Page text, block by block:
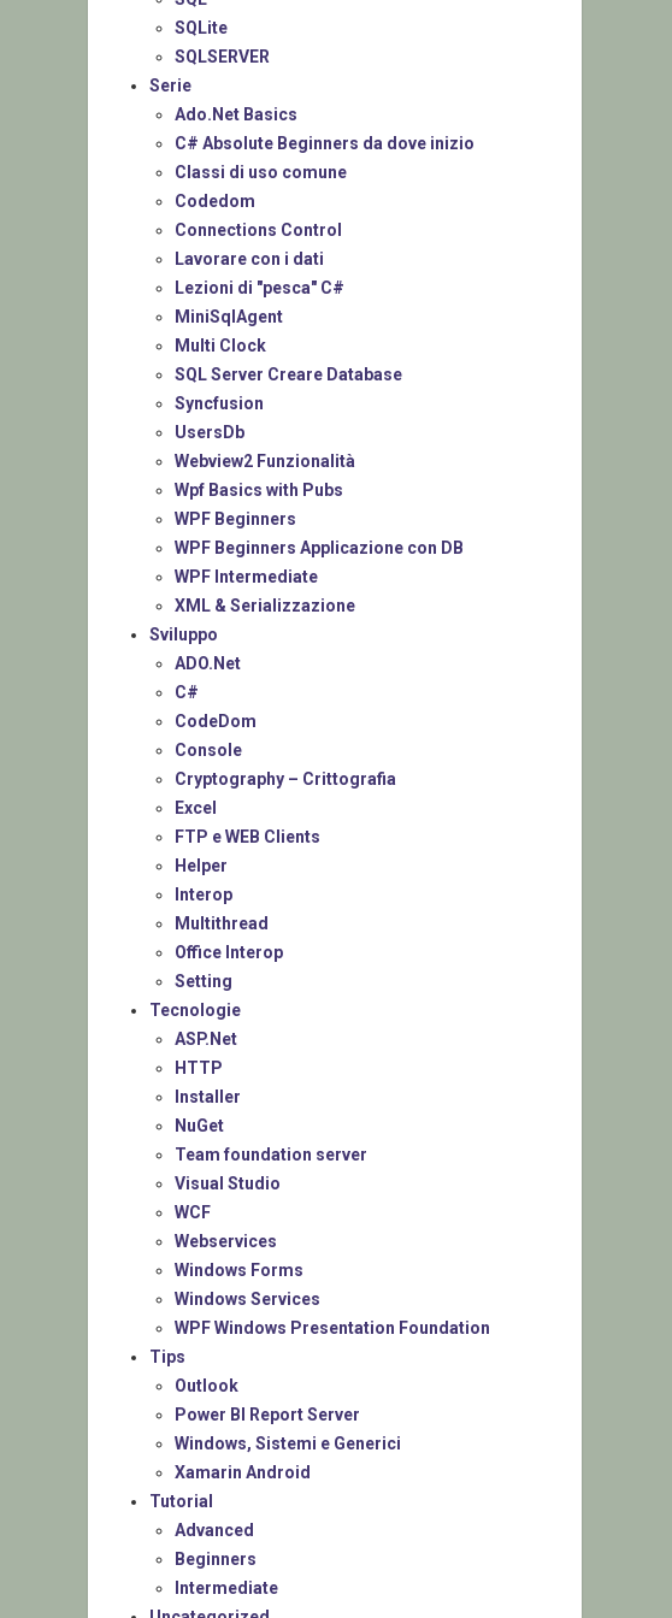
SQLite
SQLSERVER
Serie
Ado.Net Basics
C# Absolute Beginners da dove inizio
Classi di uso comune
Codedom
Connections Control
Lavorare con i dati
Lezioni di "pesca" C#
MiniSqlAgent
Multi Clock
SQL Server Creare Database
Syncfusion
UsersDb
Webview2 Funzionalità
Wpf Basics with Pubs
WPF Beginners
WPF Beginners Applicazione con DB
WPF Intermediate
XML & Serializzazione
Sviluppo
ADO.Net
C#
CodeDom
Console
Cryptography – Crittografia
Excel
FTP e WEB Clients
Helper
Interop
Multithread
Office Interop
Setting
Tecnologie
ASP.Net
HTTP
Installer
NuGet
Team foundation server
Visual Studio
WCF
Webservices
Windows Forms
Windows Services
WPF Windows Presentation Foundation
Tips
Outlook
Power BI Report Server
Windows, Sistemi e Generici
Xamarin Android
Tutorial
Advanced
Beginners
Intermediate